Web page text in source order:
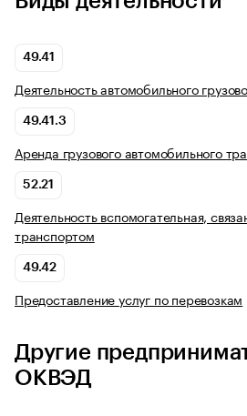
49.41
Деятельность автомобильного
49.41.3
Аренда грузового автомобильного
52.21
Деятельность вспомогательная,
транспортом
49.42
Предоставление услуг по перевозкам
Другие
ОКВЭД